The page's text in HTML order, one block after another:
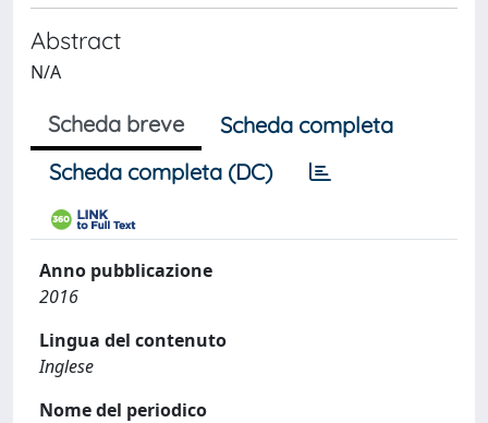
Abstract
N/A
Scheda breve
Scheda completa
Scheda completa (DC)
Anno pubblicazione
2016
Lingua del contenuto
Inglese
Nome del periodico